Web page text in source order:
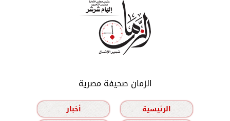
الزمان صحيفة مصرية
الرئيسية
أخبار